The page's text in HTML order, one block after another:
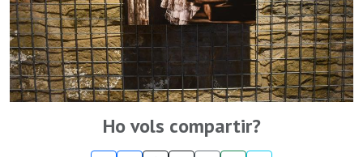
Ho vols compartir?